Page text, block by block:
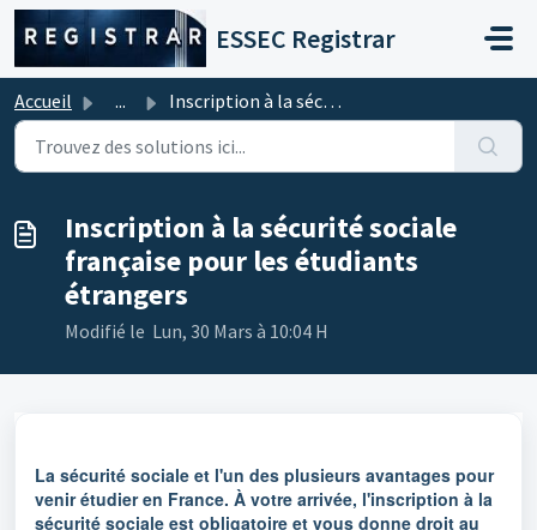
Passer au contenu principal
ESSEC Registrar
Accueil ... Inscription à la sécurité sociale française pour les étud...
Inscription à la sécurité sociale
française pour les étudiants
étrangers
Modifié le Lun, 30 Mars à 10:04 H
La sécurité sociale et l'un des plusieurs avantages pour
venir étudier en France. À votre arrivée, l'inscription à la
sécurité sociale est obligatoire et vous donne droit au